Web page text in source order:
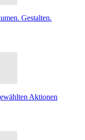
Gestalten.
Aktionen